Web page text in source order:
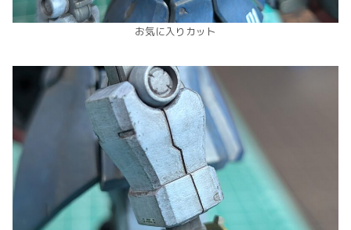
お気に入りカット